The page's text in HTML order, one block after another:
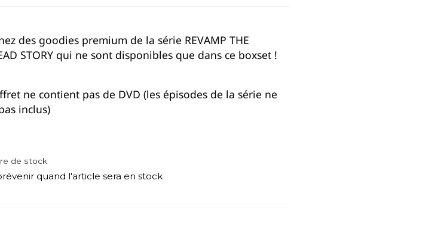
des goodies premium de la série REVAMP THE
STORY qui ne sont disponibles que dans ce boxset !
ne contient pas de DVD (les épisodes de la série ne
inclus)
de stock
quand l'article sera en stock